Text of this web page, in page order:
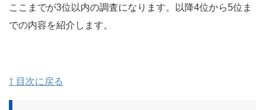
ここまでが3位以内の調査になります。以降4位から5位ま
での内容を紹介します。
⇧ 目次に戻る